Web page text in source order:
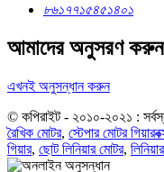
৮৬১৭৭১৫৪৫১৪০১
আমাদের অনুসরণ করুন
এখনই অনুসন্ধান করুন
© কপিরাইট - ২০১০-২০২১ :
রৈখিক মোটর, স্টেপার মোটর
গিয়ার, ছোট লিনিয়ার মোটর,